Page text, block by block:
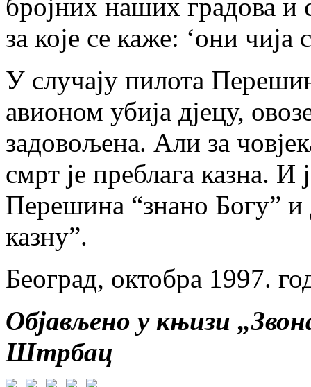
бројних наших градова и
за које се каже: ‘они
У случају пилота
авионом убија дјецу,
задовољена. Али за
смрт је преблага казна. И
Перешина “знано Богу”
казну”.
Београд, октобра 1997.
Објављено у књизи
Штрбац